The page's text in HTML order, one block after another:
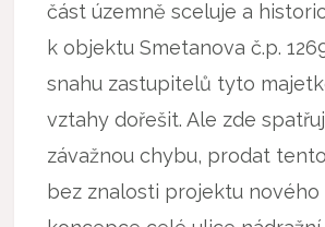
část územně sceluje a
k objektu Smetanova č.p.
snahu zastupitelů tyto
vztahy dořešit. Ale zde
závažnou chybu, prodat
bez znalosti projektu nového